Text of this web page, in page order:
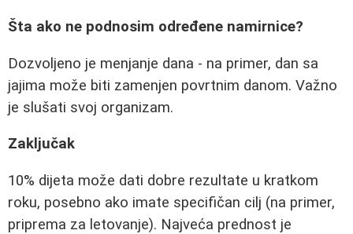
Šta ako ne podnosim određene namirnice?
Dozvoljeno je menjanje dana - na primer, dan sa
jajima može biti zamenjen povrtnim danom. Važno
je slušati svoj organizam.
Zaključak
10% dijeta može dati dobre rezultate u kratkom
roku, posebno ako imate specifičan cilj (na primer,
priprema za letovanje). Najveća prednost je